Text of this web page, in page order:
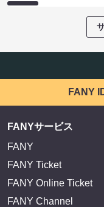
FANY
FANYサービス
FANY
FANY Ticket
FANY Online Ticket
FANY Channel